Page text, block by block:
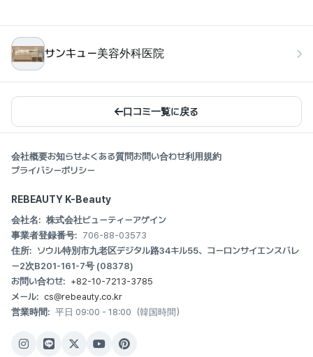
サンキュー美容外科医院
口コミ一覧に戻る
会社概要お知らせよくある質問お問い合わせ利用規約
プライバシーポリシー
REBEAUTY K-Beauty
会社名: 株式会社ビューティーアゲイン
事業者登録番号: 706-88-03573
住所: ソウル特別市九老区デジタル路34キル55、コーロンサイエンスバレ
ー2次B201-161-7号 (08378)
お問い合わせ: +82-10-7213-3785
メール: cs@rebeauty.co.kr
営業時間: 平日 09:00 - 18:00（韓国時間）